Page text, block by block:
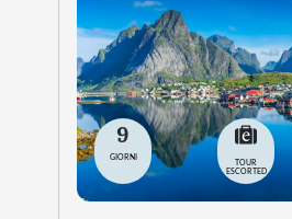
9
GIORNI
TOUR
ESCORTED